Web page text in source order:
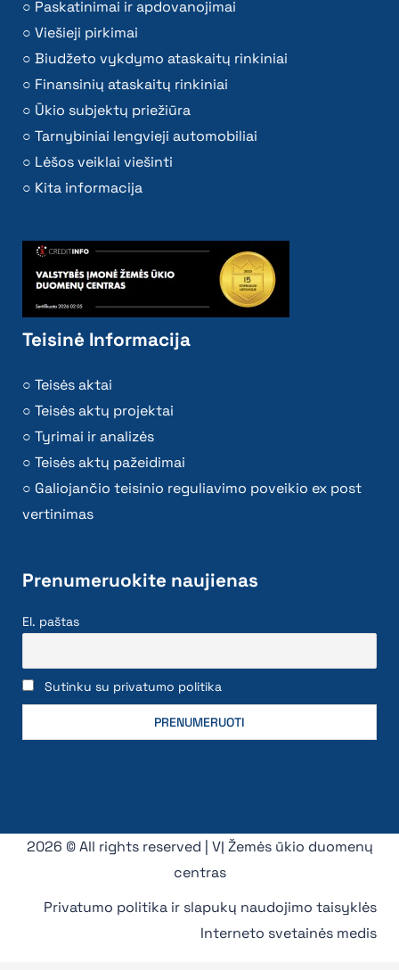
Paskatinimai ir apdovanojimai
Viešieji pirkimai
Biudžeto vykdymo ataskaitų rinkiniai
Finansinių ataskaitų rinkiniai
Ūkio subjektų priežiūra
Tarnybiniai lengvieji automobiliai
Lėšos veiklai viešinti
Kita informacija
Teisinė Informacija
Teisės aktai
Teisės aktų projektai
Tyrimai ir analizės
Teisės aktų pažeidimai
Galiojančio teisinio reguliavimo poveikio ex post
vertinimas
Prenumeruokite naujienas
El. paštas
Sutinku su privatumo politika
2026 © All rights reserved | VĮ Žemės ūkio duomenų
centras
Privatumo politika ir slapukų naudojimo taisyklės
Interneto svetainės medis